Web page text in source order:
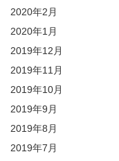
2020年2月
2020年1月
2019年12月
2019年11月
2019年10月
2019年9月
2019年8月
2019年7月